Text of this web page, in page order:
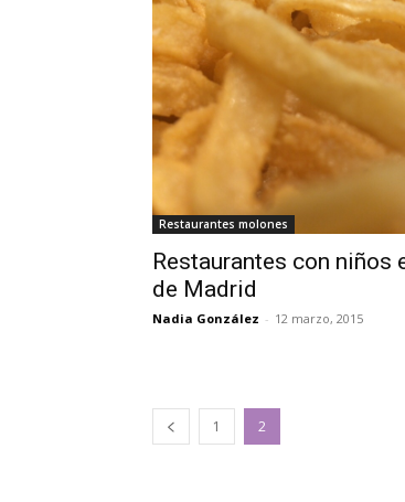
Restaurantes molones
Restaurantes con niños
de Madrid
Nadia González - 12 marzo, 2015
1 2